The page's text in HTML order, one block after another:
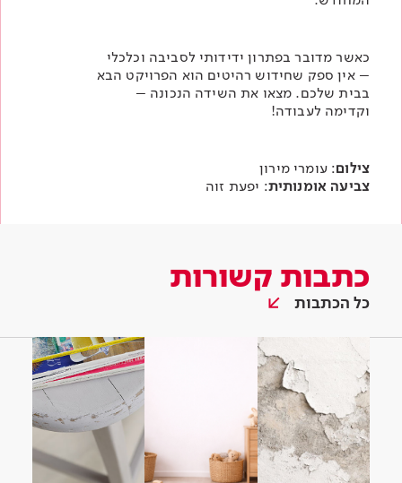
כאשר מדובר בפתרון ידידותי לסביבה וכלכלי
– אין ספק שחידוש רהיטים הוא הפרויקט הבא
בבית שלכם. מצאו את השידה הנכונה –
וקדימה לעבודה!
צילום: עומרי מירון
צביעה אומנותית: יפעת זוה
כתבות קשורות
כל הכתבות